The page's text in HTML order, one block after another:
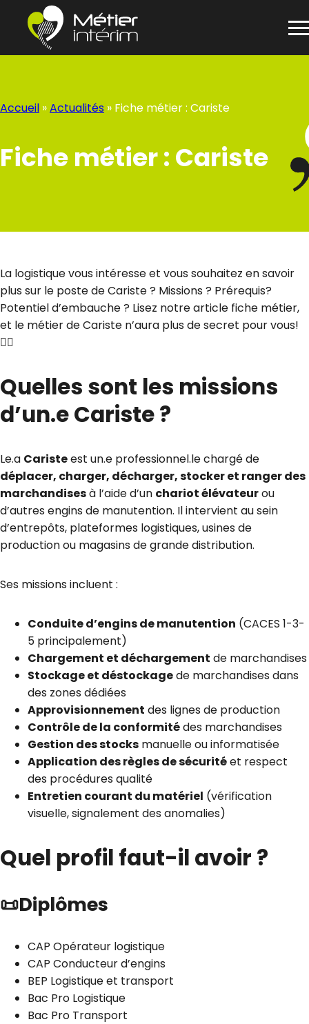
Accueil »Actualités » Fiche métier : Cariste
Fiche métier : Cariste
La logistique vous intéresse et vous souhaitez en savoir
plus sur le poste de Cariste ? Missions ? Prérequis?
Potentiel d’embauche ? Lisez notre article fiche métier,
et le métier de Cariste n’aura plus de secret pour vous!
🕵️‍♀️
Quelles sont les missions
d’un.e Cariste ?
Le.a Caristeest un.e professionnel.le chargé de
déplacer, charger, décharger, stocker et ranger des
marchandisesà l’aide d’un chariot élévateurou
d’autres engins de manutention. Il intervient au sein
d’entrepôts, plateformes logistiques, usines de
production ou magasins de grande distribution.
Ses missions incluent :
Conduite d’engins de manutention (CACES 1-3-
5 principalement)
Chargement et déchargement de marchandises
Stockage et déstockagede marchandises dans
des zones dédiées
Approvisionnement des lignes de production
Contrôle de la conformitédes marchandises
Gestion des stocks manuelle ou informatisée
Application des règles de sécuritéet respect
des procédures qualité
Entretien courant du matériel (vérification
visuelle, signalement des anomalies)
Quel profil faut-il avoir ?
📜Diplômes
CAP Opérateur logistique
CAP Conducteur d’engins
BEP Logistique et transport
Bac Pro Logistique
Bac Pro Transport
Panneau de gestion des cookies